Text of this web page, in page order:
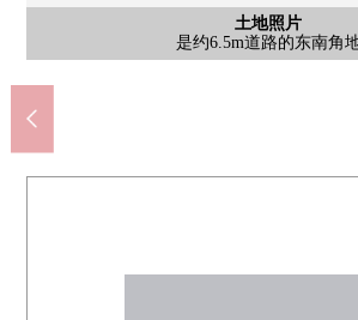
土地照片
是约6.5m道路的东南角
土地照片
是80坪超noyutorino用地
含有前面道路的外观
是南侧前面道路和周围当
含有前面道路的外观
是南侧前面道路和周围当
含有前面道路的外观
是东面前面道路和周围当
含有前面道路的外观
是东面前面道路和周围当
土地照片
对二户式住宅建筑，也是推
土地照片
如有意向，请跟我们联
西金泽义务教育学校(约
步行6分钟的中小学有共同点，是西金
sotetsu Ｒｏｓｅｎ锅利谷店(约
步行20分钟
Create SD金泽西锅利谷店(约
步行7分钟
关ka山谷的十字路口公园(约
步行3分钟
榎本医院(约540m)
步行7分钟
横滨釜利谷西邮局(约
步行7分钟